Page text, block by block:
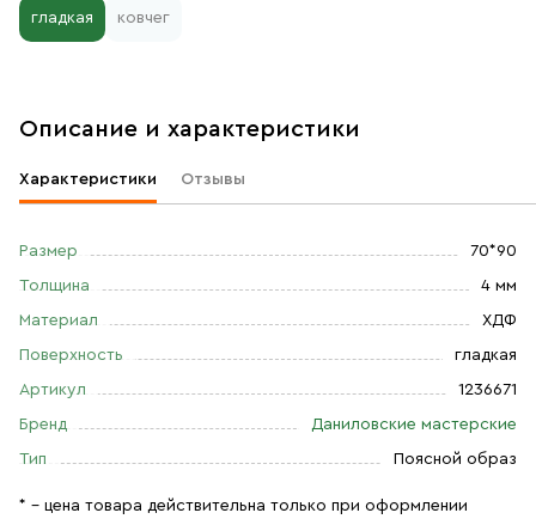
гладкая ковчег
Описание и характеристики
Характеристики Отзывы
Размер 70*90
Толщина 4 мм
Материал ХДФ
Поверхность гладкая
Артикул 1236671
Бренд Даниловские мастерские
Тип Поясной образ
* – цена товара действительна только при оформлении